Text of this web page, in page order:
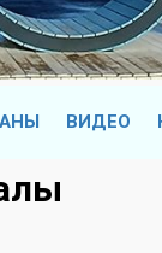
ВИДЕО